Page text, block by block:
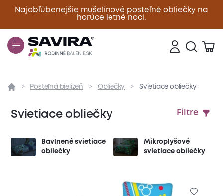
Najobľúbenejšie mušelínové posteľné obliečky na
horúce letné noci.
Zavrieť
Posteľná bielizeň Obliečky Svietiace obliečky
Svietiace obliečky Filtre
Bavlnené svietiace
obliečky
Mikroplyšové
svietiace obliečky